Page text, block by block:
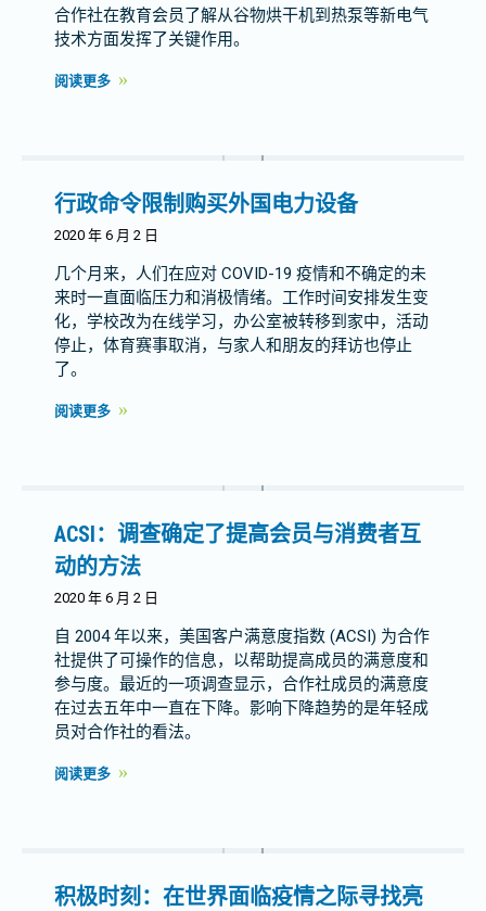
合作社在教育会员了解从谷物烘干机到热泵等新电气
技术方面发挥了关键作用。
阅读更多
行政命令限制购买外国电力设备
2020 年 6 月 2 日
几个月来，人们在应对 COVID-19 疫情和不确定的未
来时一直面临压力和消极情绪。工作时间安排发生变
化，学校改为在线学习，办公室被转移到家中，活动
停止，体育赛事取消，与家人和朋友的拜访也停止
了。
阅读更多
ACSI：调查确定了提高会员与消费者互
动的方法
2020 年 6 月 2 日
自 2004 年以来，美国客户满意度指数 (ACSI) 为合作
社提供了可操作的信息，以帮助提高成员的满意度和
参与度。最近的一项调查显示，合作社成员的满意度
在过去五年中一直在下降。影响下降趋势的是年轻成
员对合作社的看法。
阅读更多
积极时刻：在世界面临疫情之际寻找亮